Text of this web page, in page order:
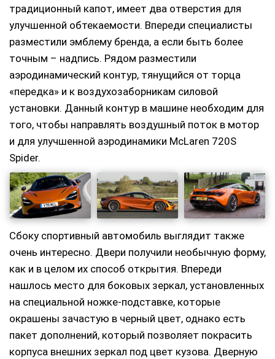
традиционный капот, имеет два отверстия для
улучшенной обтекаемости. Впереди специалисты
разместили эмблему бренда, а если быть более
точным – надпись. Рядом разместили
аэродинамический контур, тянущийся от торца
«передка» и к воздухозаборникам силовой
установки. Данный контур в машине необходим для
того, чтобы направлять воздушный поток в мотор
и для улучшенной аэродинамики McLaren 720S
Spider.
Сбоку спортивный автомобиль выглядит также
очень интересно. Двери получили необычную форму,
как и в целом их способ открытия. Впереди
нашлось место для боковых зеркал, установленных
на специальной ножке-подставке, которые
окрашены зачастую в черный цвет, однако есть
пакет дополнений, который позволяет покрасить
корпуса внешних зеркал под цвет кузова. Дверную